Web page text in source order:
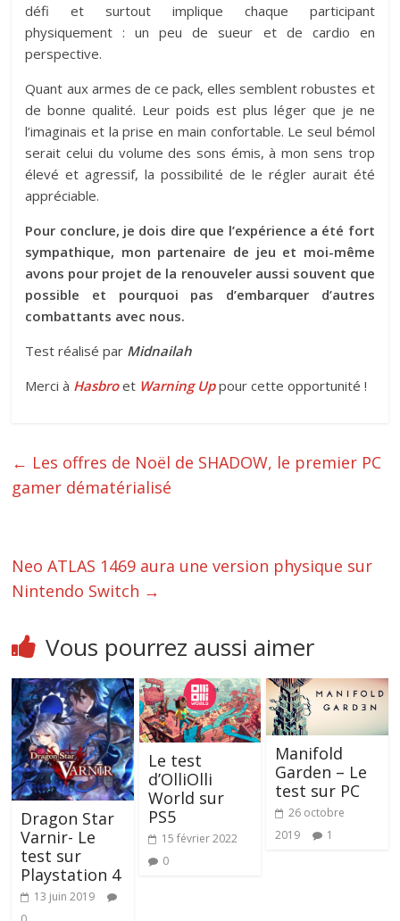
défi et surtout implique chaque participant
physiquement : un peu de sueur et de cardio en
perspective.
Quant aux armes de ce pack, elles semblent robustes et
de bonne qualité. Leur poids est plus léger que je ne
l’imaginais et la prise en main confortable. Le seul bémol
serait celui du volume des sons émis, à mon sens trop
élevé et agressif, la possibilité de le régler aurait été
appréciable.
Pour conclure, je dois dire que l’expérience a été fort
sympathique, mon partenaire de jeu et moi-même
avons pour projet de la renouveler aussi souvent que
possible et pourquoi pas d’embarquer d’autres
combattants avec nous.
Test réalisé par Midnailah
Merci à Hasbroet Warning Uppour cette opportunité !
← Les offres de Noël de SHADOW, le premier PC
gamer dématérialisé
Neo ATLAS 1469 aura une version physique sur
Nintendo Switch →
Vous pourrez aussi aimer
Dragon Star
Varnir- Le
test sur
Playstation 4
13 juin 2019
Le test
d’OlliOlli
World sur
PS5
15 février 2022
0
Manifold
Garden – Le
test sur PC
26 octobre
2019
1